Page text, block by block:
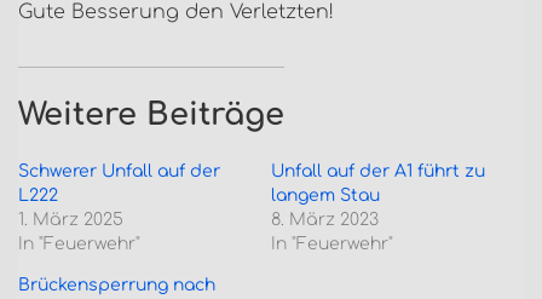
Gute Besserung den Verletzten!
Weitere Beiträge
Schwerer Unfall auf der
L222
1. März 2025
In "Feuerwehr"
Unfall auf der A1 führt zu
langem Stau
8. März 2023
In "Feuerwehr"
Brückensperrung nach